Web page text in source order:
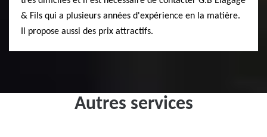
& Fils qui a plusieurs années d'expérience en la matière.
Il propose aussi des prix attractifs.
Autres services